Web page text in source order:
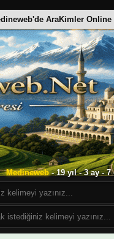
AraKimler Online
Medineweb- 19 yıl - 3 ay -